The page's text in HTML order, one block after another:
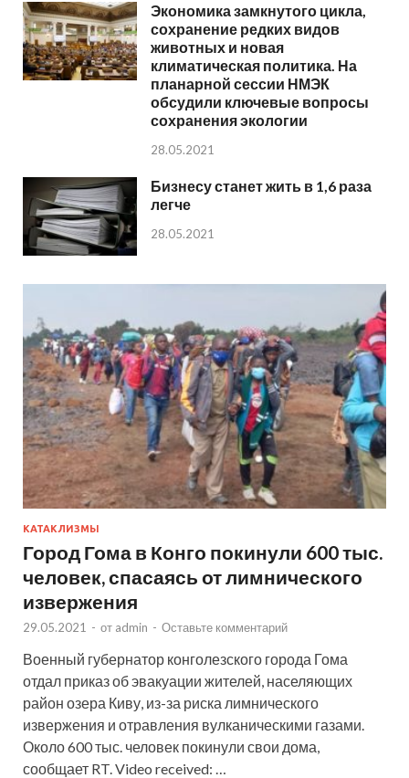
Экономика замкнутого цикла,
сохранение редких видов
животных и новая
климатическая политика. На
планарной сессии НМЭК
обсудили ключевые вопросы
сохранения экологии
28.05.2021
Бизнесу станет жить в 1,6 раза
легче
28.05.2021
КАТАКЛИЗМЫ
Город Гома в Конго покинули 600 тыс.
человек, спасаясь от лимнического
извержения
29.05.2021 - от admin - Оставьте комментарий
Военный губернатор конголезского города Гома
отдал приказ об эвакуации жителей, населяющих
район озера Киву, из-за риска лимнического
извержения и отравления вулканическими газами.
Около 600 тыс. человек покинули свои дома,
сообщает RT. Video received: …